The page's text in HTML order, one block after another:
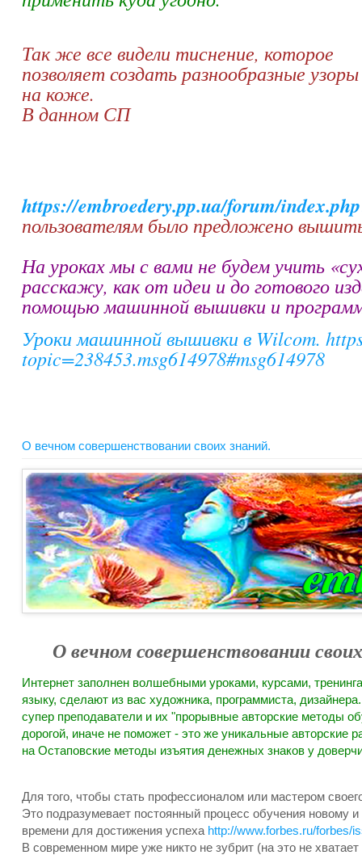
Так же все видели тиснение, которое
позволяет создать разнообразные узоры
на коже.
В данном СП
https://embroedery.pp.ua/forum/
пользователям было предложено
На уроках мы с вами не будем учить
расскажу, как от идеи и до готового
помощью машинной вышивки и
Уроки машинной вышивки в Wilcom.
topic=238453.msg614978#msg614978
О вечном совершенствовании своих знаний.
О вечном совершенствовании
Интернет заполнен волшебными уроками, курсами,
языку, сделают из вас художника, программиста,
супер преподаватели и их "прорывные авторские методы
дорогой, иначе не поможет - это же уникальные авторские
на Остаповские методы изъятия денежных знаков у
Для того, чтобы стать профессионалом или мастером
Это подразумевает постоянный процесс обучения новому
времени для достижения успеха http://www.forbes.ru/forbes/
В современном мире уже никто не зубрит (на это не